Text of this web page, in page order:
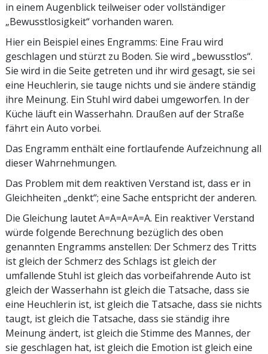
in einem Augenblick teilweiser oder vollständiger
„Bewusstlosigkeit“ vorhanden waren.
Hier ein Beispiel eines Engramms: Eine Frau wird
geschlagen und stürzt zu Boden. Sie wird „bewusstlos“.
Sie wird in die Seite getreten und ihr wird gesagt, sie sei
eine Heuchlerin, sie tauge nichts und sie ändere ständig
ihre Meinung. Ein Stuhl wird dabei umgeworfen. In der
Küche läuft ein Wasserhahn. Draußen auf der Straße
fährt ein Auto vorbei.
Das Engramm enthält eine fortlaufende Aufzeichnung all
dieser Wahrnehmungen.
Das Problem mit dem reaktiven Verstand ist, dass er in
Gleichheiten „denkt“; eine Sache entspricht der anderen.
Die Gleichung lautet A=A=A=A=A. Ein reaktiver Verstand
würde folgende Berechnung bezüglich des oben
genannten Engramms anstellen: Der Schmerz des Tritts
ist gleich der Schmerz des Schlags ist gleich der
umfallende Stuhl ist gleich das vorbeifahrende Auto ist
gleich der Wasserhahn ist gleich die Tatsache, dass sie
eine Heuchlerin ist, ist gleich die Tatsache, dass sie nichts
taugt, ist gleich die Tatsache, dass sie ständig ihre
Meinung ändert, ist gleich die Stimme des Mannes, der
sie geschlagen hat, ist gleich die Emotion ist gleich eine